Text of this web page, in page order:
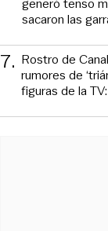
sacaron las
7. Rostro de
rumores de
figuras de la